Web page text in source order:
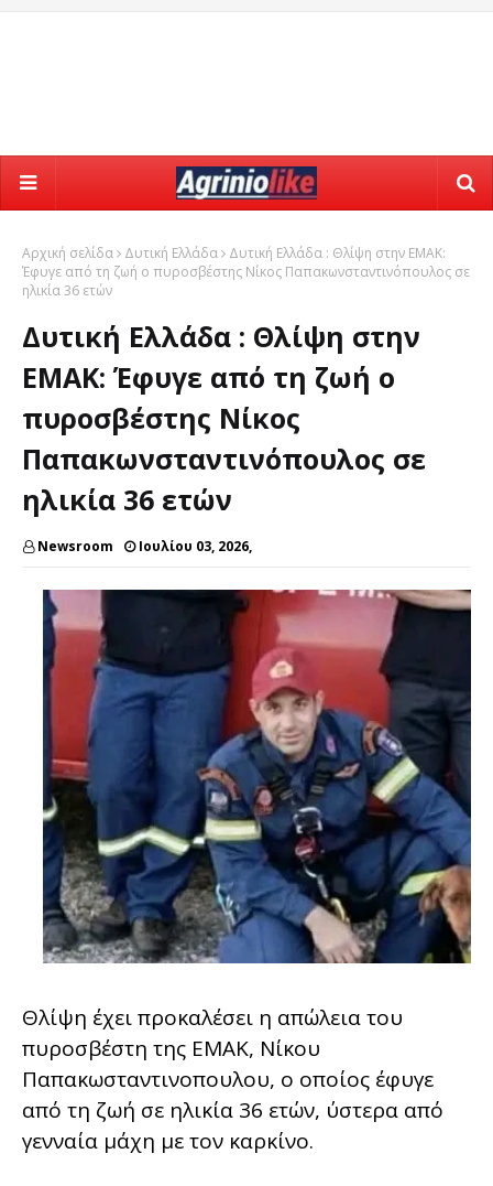
Αρχική σελίδα Δυτική Ελλάδα
Δυτική Ελλάδα : Θλίψη στην ΕΜΑΚ:
Έφυγε από τη ζωή ο πυροσβέστης Νίκος Παπακωνσταντινόπουλος σε
ηλικία 36 ετών
Δυτική Ελλάδα : Θλίψη στην
ΕΜΑΚ: Έφυγε από τη ζωή ο
πυροσβέστης Νίκος
Παπακωνσταντινόπουλος σε
ηλικία 36 ετών
Newsroom Ιουλίου 03, 2026,
Θλίψη έχει προκαλέσει η απώλεια του
πυροσβέστη της ΕΜΑΚ, Νίκου
Παπακωσταντινοπουλου, ο οποίος έφυγε
από τη ζωή σε ηλικία 36 ετών, ύστερα από
γενναία μάχη με τον καρκίνο.